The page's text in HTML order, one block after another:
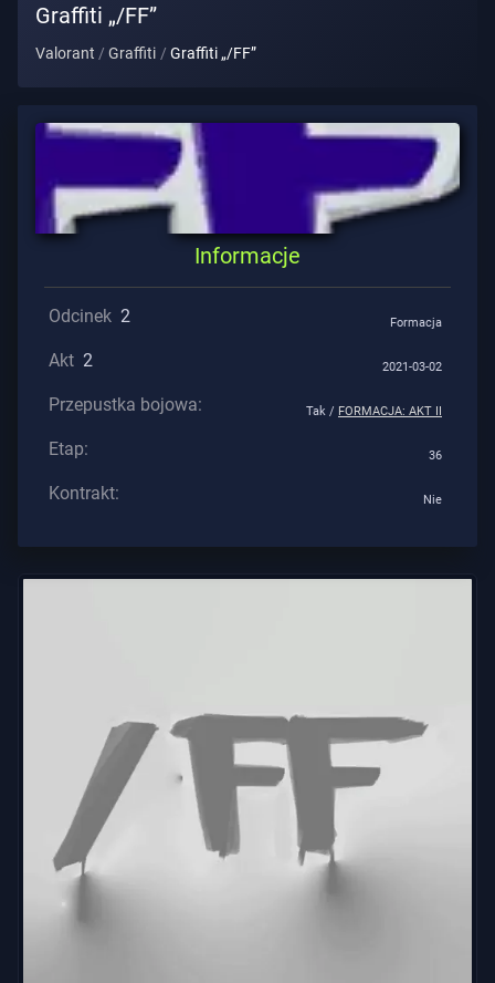
Przepustka
Bojowa
Kontrakty
INFORMACJE
Prywatność
Aktualności
Graffiti „/FF”
Valorant Graffiti Graffiti „/FF”
Informacje
Odcinek 2 Formacja
Akt 2 2021-03-02
Przepustka bojowa: Tak / FORMACJA: AKT II
Etap: 36
Kontrakt: Nie